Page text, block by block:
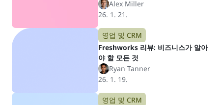
Alex Miller
26. 1. 21.
영업 및 CRM
Freshworks 리뷰: 비즈니스가 알아
야 할 모든 것
Ryan Tanner
26. 1. 19.
영업 및 CRM